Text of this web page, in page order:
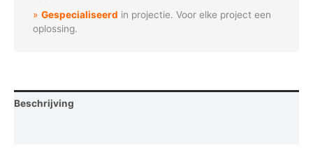
Gespecialiseerd in projectie. Voor elke project een
oplossing.
Beschrijving